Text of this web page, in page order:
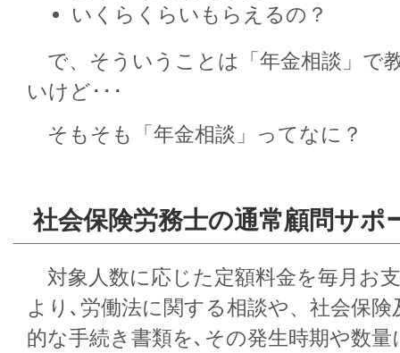
いくらくらいもらえるの？
で、そういうことは「年金相談」で
いけど･･･
そもそも「年金相談」ってなに？
社会保険労務士の通常顧問サポ
対象人数に応じた定額料金を毎月お
より､労働法に関する相談や、社会保
的な手続き書類を､その発生時期や数